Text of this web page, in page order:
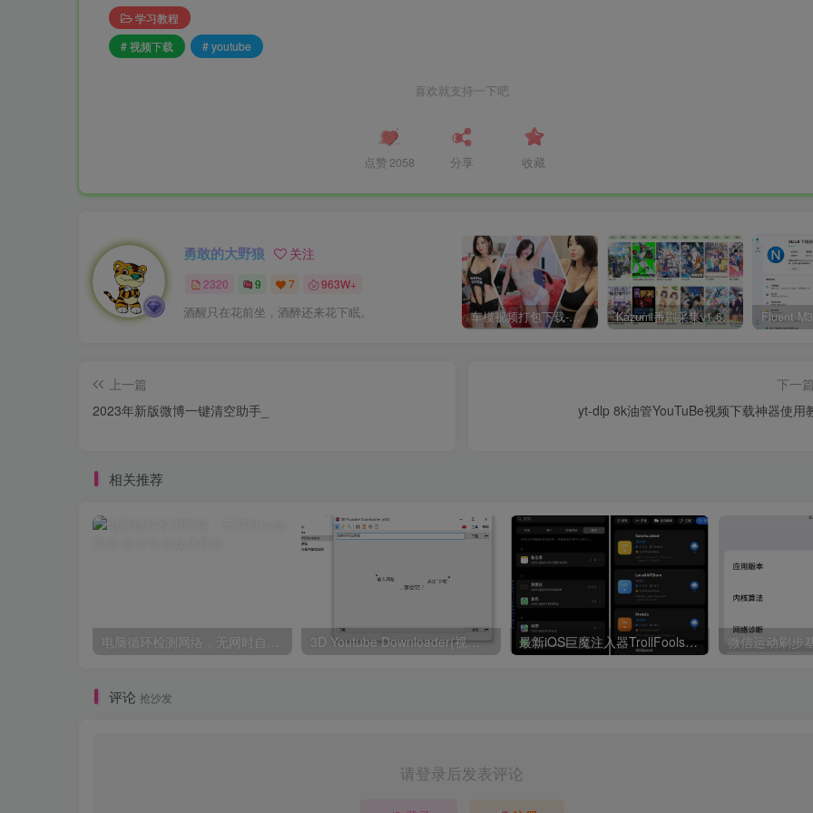
学习教程
# 视频下载
# youtube
喜欢就支持一下吧
点赞 2058 分享 收藏
勇敢的大野狼 关注
2320 9 7 963W+
酒醒只在花前坐，酒醉还来花下眠。 车模视频打包下载-高清无水印版 Kazumi番剧采集v1.6.9：支持自定义规则+在线观看+弹幕，跨平台下载
上一篇
2023年新版微博一键清空助手_
下一篇
yt-dlp 8k油管YouTuBe视频下载神器使用
相关推荐
3D Youtube Downloader(视频下载工具) v1.22.6 多语便携版 最新iOS巨魔注入器TrollFools 3.7-1.2 神器，苹果商店App更新后无需重新注入 微信运动刷步
评论 抢沙发
请登录后发表评论